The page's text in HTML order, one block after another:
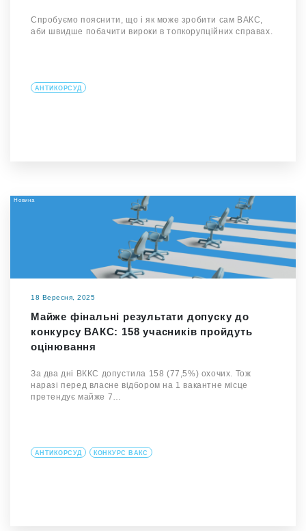
Спробуємо пояснити, що і як може зробити сам ВАКС,
аби швидше побачити вироки в топкорупційних справах.
АНТИКОРСУД
Новина
18 Вересня, 2025
Майже фінальні результати допуску до
конкурсу ВАКС: 158 учасників пройдуть
оцінювання
За два дні ВККС допустила 158 (77,5%) охочих. Тож
наразі перед власне відбором на 1 вакантне місце
претендує майже 7…
АНТИКОРСУД КОНКУРС ВАКС